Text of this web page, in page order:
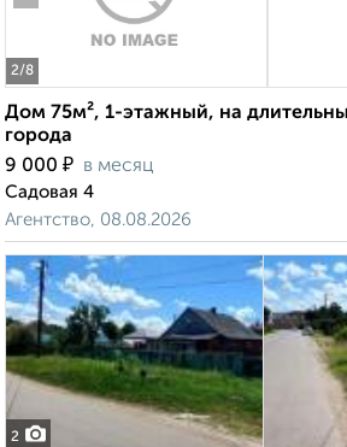
2/8
Дом 75м², 1-этажный, на
города
9 000 ₽ в месяц
Садовая 4
Агентство, 08.08.2026
2